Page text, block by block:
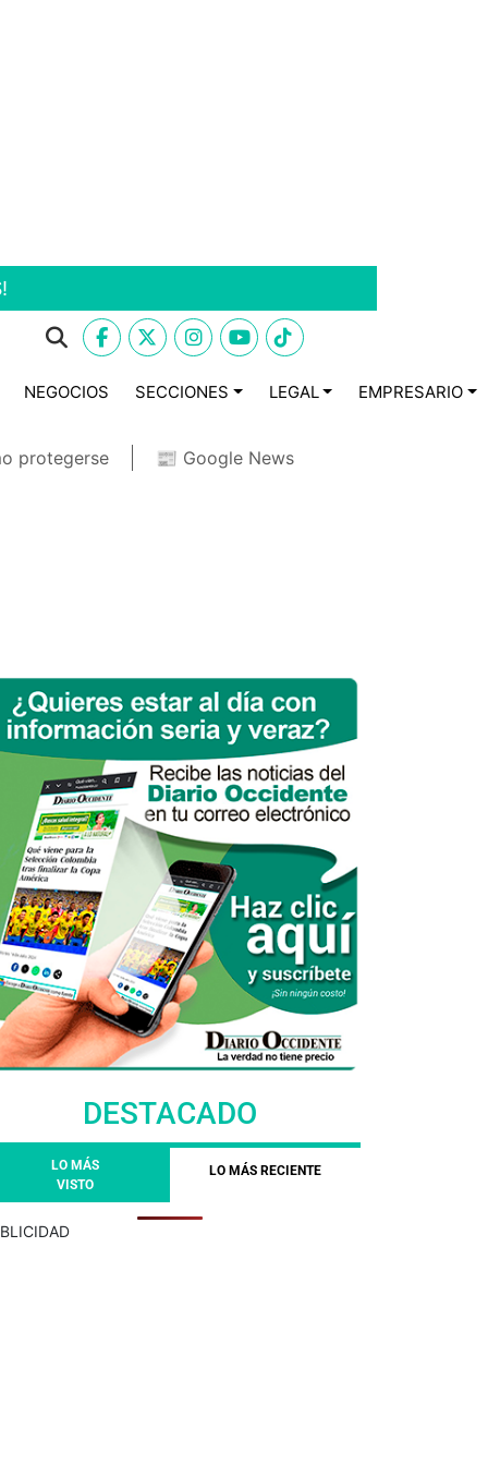
NEGOCIOS SECCIONES LEGAL EMPRESARIO
protegerse 📰 Google News
DESTACADO
LO MÁS
VISTO
LO MÁS RECIENTE